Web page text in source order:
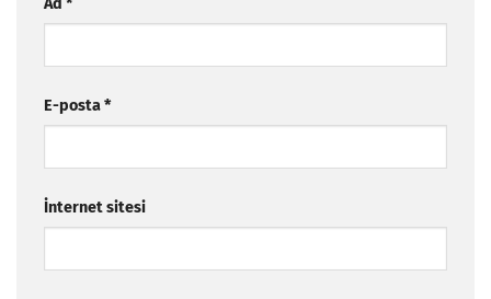
Ad *
E-posta*
İnternet sitesi